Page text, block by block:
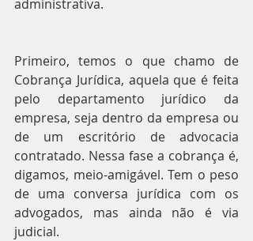
administrativa.
Primeiro, temos o que chamo de
Cobrança Jurídica, aquela que é feita
pelo departamento jurídico da
empresa, seja dentro da empresa ou
de um escritório de advocacia
contratado. Nessa fase a cobrança é,
digamos, meio-amigável. Tem o peso
de uma conversa jurídica com os
advogados, mas ainda não é via
judicial.